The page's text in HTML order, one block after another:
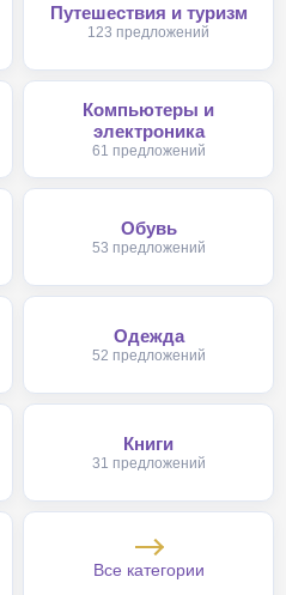
Путешествия и туризм
123 предложений
Компьютеры и
электроника
61 предложений
Обувь
53 предложений
Одежда
52 предложений
Книги
31 предложений
Все категории